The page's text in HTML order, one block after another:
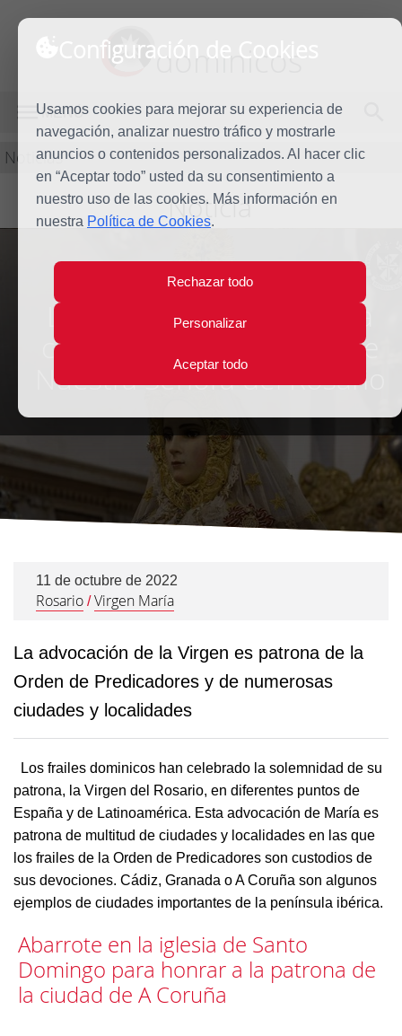
Configuración de Cookies
Usamos cookies para mejorar su experiencia de
navegación, analizar nuestro tráfico y mostrarle
anuncios o contenidos personalizados. Al hacer clic
en “Aceptar todo” usted da su consentimiento a
nuestro uso de las cookies. Más información en
nuestra Política de Cookies.
Rechazar todo
Personalizar
Aceptar todo
dominicos
MENÚ
Noticias
Noticia
Los dominicos de España
celebran la solemnidad de
Nuestra Señora del Rosario
11 de octubre de 2022
Rosario /Virgen María
La advocación de la Virgen es patrona de la
Orden de Predicadores y de numerosas
ciudades y localidades
Los frailes dominicos han celebrado la solemnidad de su
patrona, la Virgen del Rosario, en diferentes puntos de
España y de Latinoamérica. Esta advocación de María es
patrona de multitud de ciudades y localidades en las que
los frailes de la Orden de Predicadores son custodios de
sus devociones. Cádiz, Granada o A Coruña son algunos
ejemplos de ciudades importantes de la península ibérica.
Abarrote en la iglesia de Santo
Domingo para honrar a la patrona de
la ciudad de A Coruña